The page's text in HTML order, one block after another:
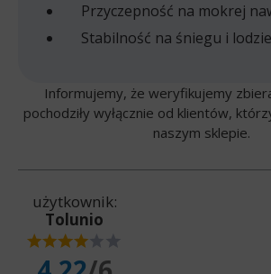
Przyczepność na mokrej
Stabilność na śniegu i lodzie
Informujemy, że weryfikujemy
pochodziły wyłącznie od klientów,
naszym sklepie.
użytkownik:
Tolunio